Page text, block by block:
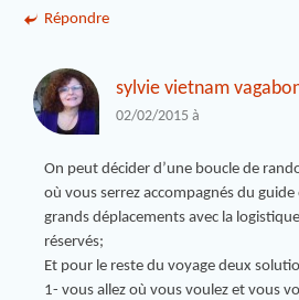
Répondre
sylvie vietnam
02/02/2015 à
On peut décider d’une boucle de
où vous serrez accompagnés du
grands déplacements avec la
réservés;
Et pour le reste du voyage deux
1- vous allez où vous voulez et vous